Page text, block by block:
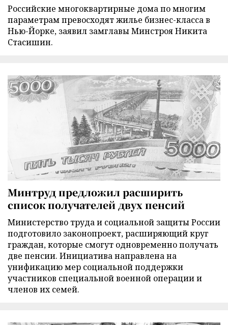
Российские многоквартирные дома по многим
параметрам превосходят жилье бизнес-класса в
Нью-Йорке, заявил замглавы Минстроя Никита
Стасишин.
Минтруд предложил расширить
список получателей двух пенсий
Министерство труда и социальной защиты России
подготовило законопроект, расширяющий круг
граждан, которые смогут одновременно получать
две пенсии. Инициатива направлена на
унификацию мер социальной поддержки
участников специальной военной операции и
членов их семей.